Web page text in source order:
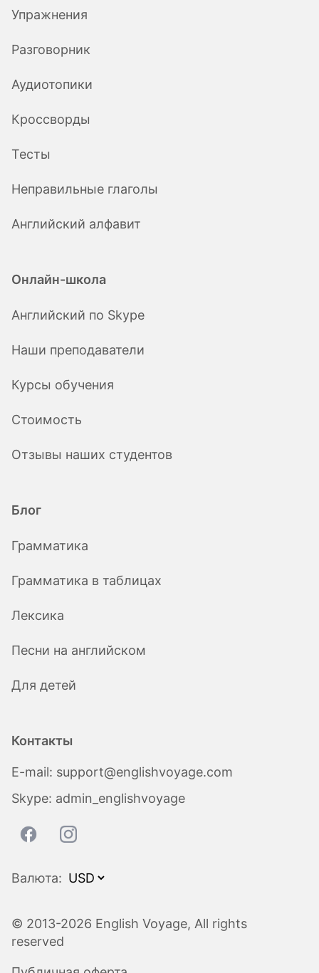
Упражнения
Разговорник
Аудиотопики
Кроссворды
Тесты
Неправильные глаголы
Английский алфавит
Онлайн-школа
Английский по Skype
Наши преподаватели
Курсы обучения
Стоимость
Отзывы наших студентов
Блог
Грамматика
Грамматика в таблицах
Лексика
Песни на английском
Для детей
Контакты
E-mail: support@englishvoyage.com
Skype: admin_englishvoyage
Валюта:
© 2013-2026 English Voyage, All rights
reserved